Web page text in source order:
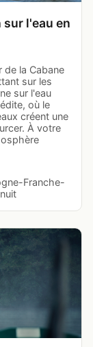
sur l'eau en
la Cabane
sur les
sur l'eau
où le
créent une
À votre
Franche-